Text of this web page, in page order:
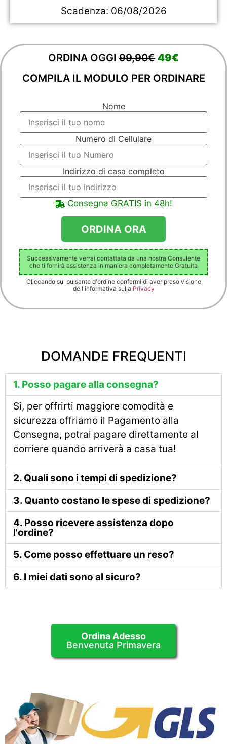
Scadenza: 06/08/2026
ORDINA OGGI 99,90€ 49€
COMPILA IL MODULO PER ORDINARE
Nome
Numero di Cellulare
Indirizzo di casa completo
Consegna GRATIS in 48h!
Successivamente verrai contattata da una nostra Consulente
che ti fornirà assistenza in maniera completamente Gratuita
Cliccando sul pulsante d'ordine confermi di aver preso visione
dell'informativa sulla Privacy
DOMANDE FREQUENTI
1. Posso pagare alla consegna?
Si, per offrirti maggiore comodità e
sicurezza offriamo il Pagamento alla
Consegna, potrai pagare direttamente al
corriere quando arriverà a casa tua!
2. Quali sono i tempi di spedizione?
3. Quanto costano le spese di spedizione?
4. Posso ricevere assistenza dopo
l'ordine?
5. Come posso effettuare un reso?
6. I miei dati sono al sicuro?
Ordina Adesso
Benvenuta Primavera